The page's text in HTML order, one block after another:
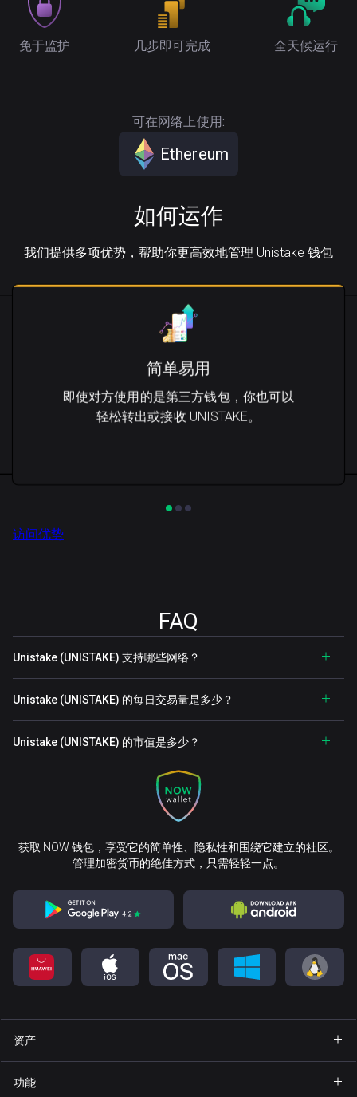
免于监护 几步即可完成 全天候运行
可在网络上使用:
Ethereum
如何运作
我们提供多项优势，帮助你更高效地管理 Unistake 钱包
简单易用
即使对方使用的是第三方钱包，你也可以
轻松转出或接收 UNISTAKE。
访问优势
FAQ
Unistake (UNISTAKE) 支持哪些网络？
Unistake (UNISTAKE) 的每日交易量是多少？
Unistake (UNISTAKE) 的市值是多少？
获取 NOW 钱包，享受它的简单性、隐私性和围绕它建立的社区。
管理加密货币的绝佳方式，只需轻轻一点。
资产
功能